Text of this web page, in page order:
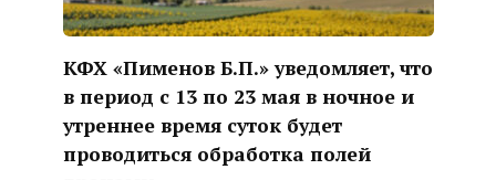
КФХ «Пименов Б.П.» уведомляет, что
в период с 13 по 23 мая в ночное и
утреннее время суток будет
проводиться обработка полей